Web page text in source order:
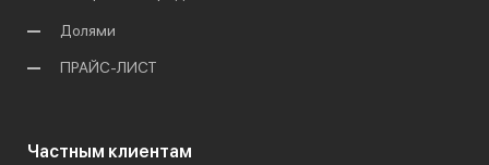
Долями
ПРАЙС-ЛИСТ
Частным клиентам